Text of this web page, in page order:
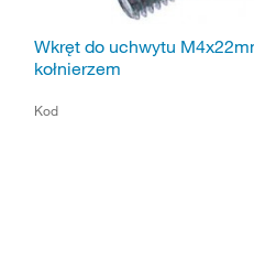
Wkręt do uchwytu
kołnierzem
Kod